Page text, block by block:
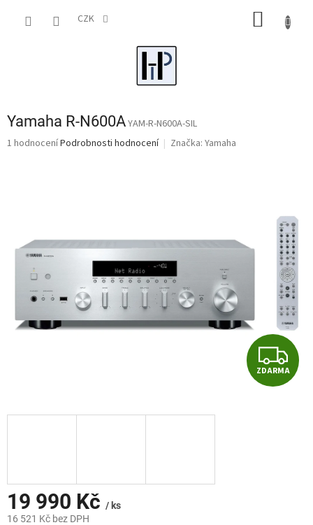
CZK
Yamaha R-N600AYAM-R-N600A-SIL
Průměrné
1 hodnoceníPodrobnosti hodnocení Značka: Yamaha
Z
D
ZDARMA
19 990 Kč / ks
16 521 Kč bez DPH